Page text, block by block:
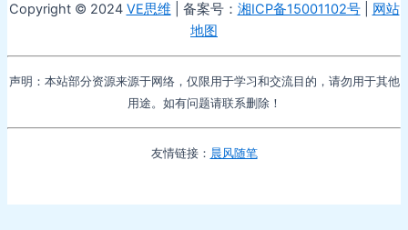
Copyright © 2024 VE思维 | 备案号： 湘ICP备15001102号| 网站
地图
声明：本站部分资源来源于网络，仅限用于学习和交流目的，请勿用于其他
用途。如有问题请联系删除！
友情链接： 晨风随笔